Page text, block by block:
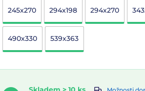
245x270 294x198 294x270
490x330 539x363